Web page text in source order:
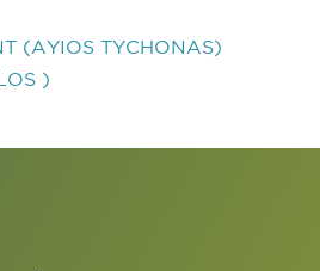
(AYIOS TYCHONAS)
)